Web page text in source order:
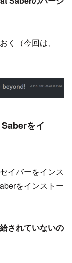
く（今回は、
をイ
イバーをインス
をインストー
されていないの